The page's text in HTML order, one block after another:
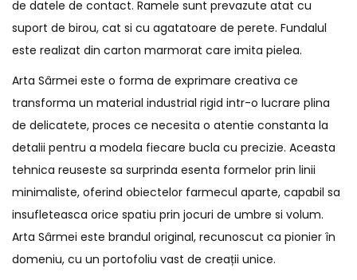
de datele de contact. Ramele sunt prevazute atat cu
suport de birou, cat si cu agatatoare de perete. Fundalul
este realizat din carton marmorat care imita pielea.
Arta Sârmei este o forma de exprimare creativa ce
transforma un material industrial rigid intr-o lucrare plina
de delicatete, proces ce necesita o atentie constanta la
detalii pentru a modela fiecare bucla cu precizie. Aceasta
tehnica reuseste sa surprinda esenta formelor prin linii
minimaliste, oferind obiectelor farmecul aparte, capabil sa
insufleteasca orice spatiu prin jocuri de umbre si volum.
Arta Sârmei este brandul original, recunoscut ca pionier în
domeniu, cu un portofoliu vast de creații unice.